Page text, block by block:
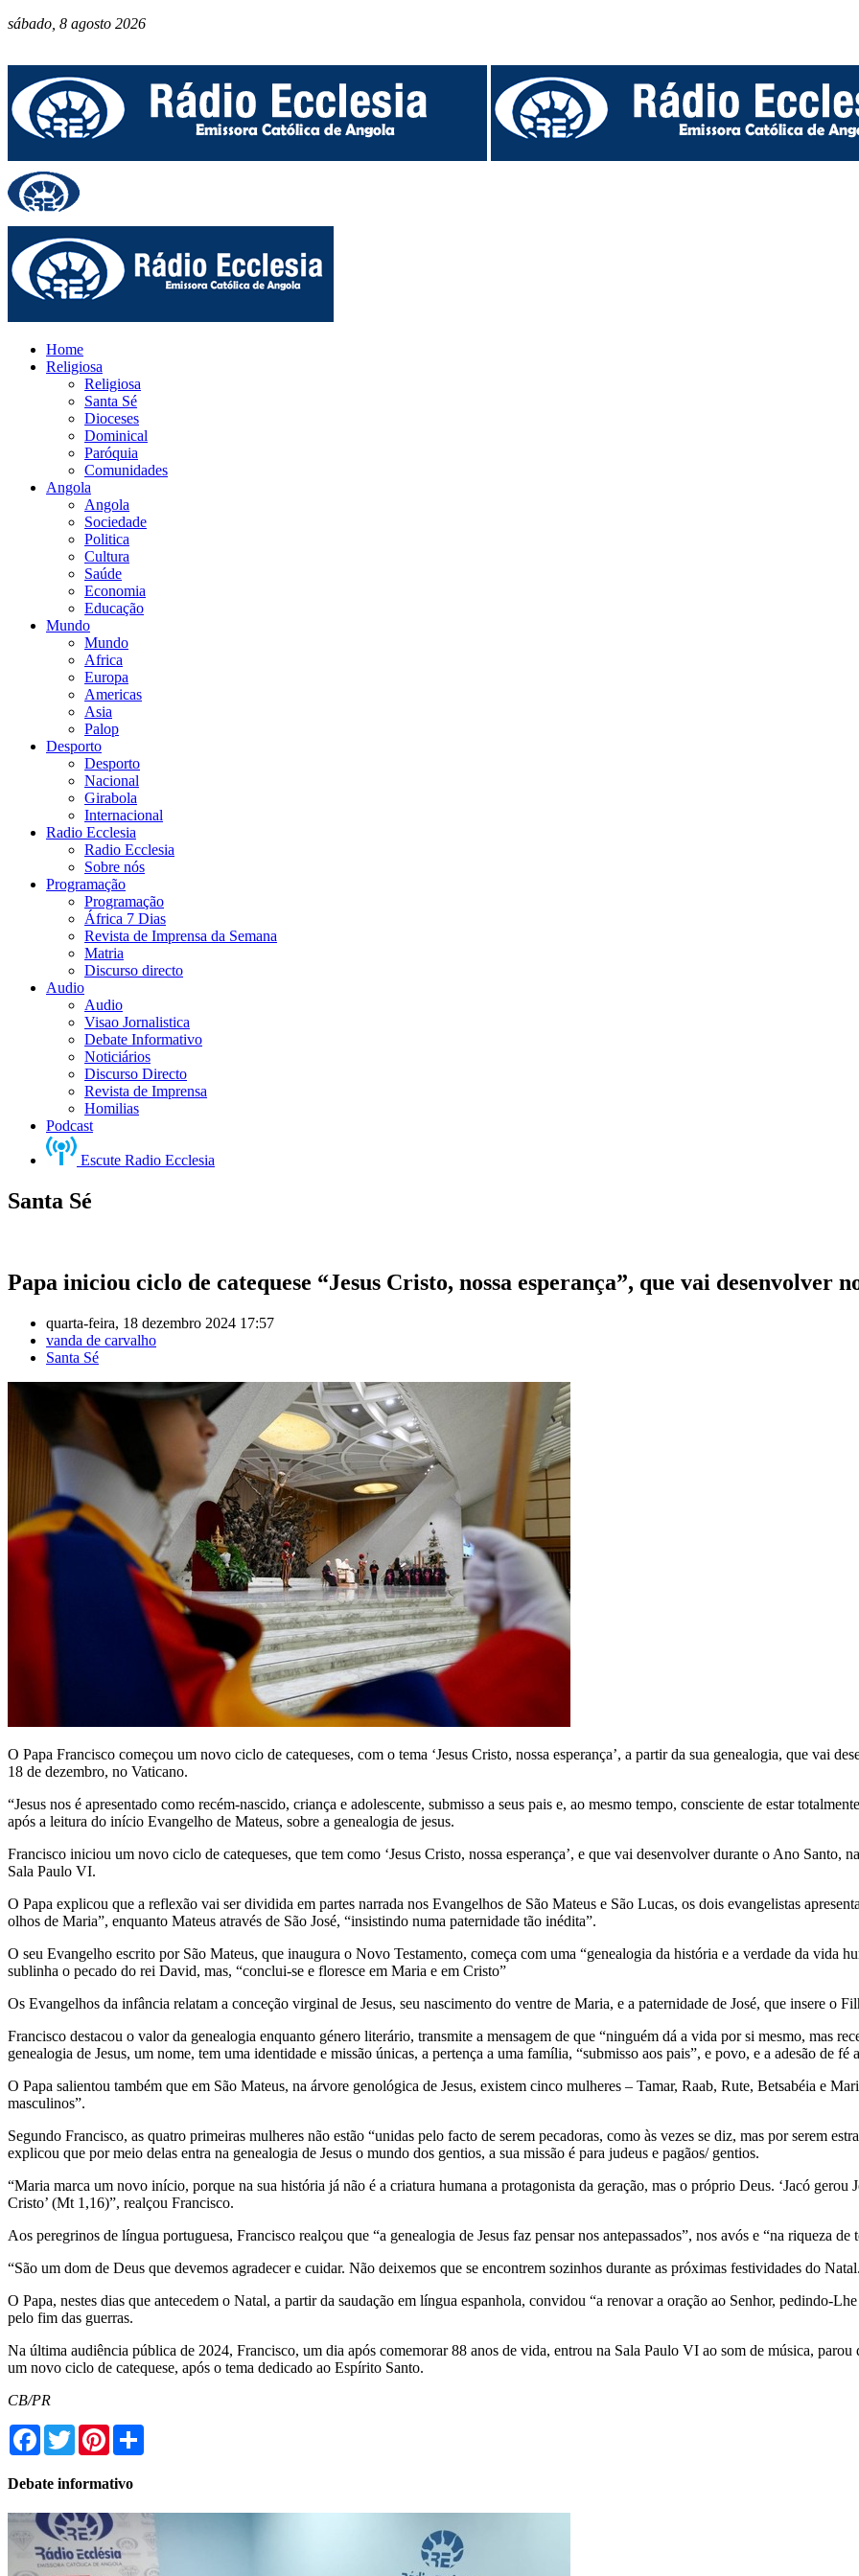
sábado, 8 agosto 2026
Home
Religiosa
Religiosa
Santa Sé
Dioceses
Dominical
Paróquia
Comunidades
Angola
Angola
Sociedade
Politica
Cultura
Saúde
Economia
Educação
Mundo
Mundo
Africa
Europa
Americas
Asia
Palop
Desporto
Desporto
Nacional
Girabola
Internacional
Radio Ecclesia
Radio Ecclesia
Sobre nós
Programação
Programação
África 7 Dias
Revista de Imprensa da Semana
Matria
Discurso directo
Audio
Audio
Visao Jornalistica
Debate Informativo
Noticiários
Discurso Directo
Revista de Imprensa
Homilias
Podcast
Escute Radio Ecclesia
Santa Sé
Papa iniciou ciclo de catequese “Jesus Cristo, nossa esperança”, que vai desenvolver
quarta-feira, 18 dezembro 2024 17:57
vanda de carvalho
Santa Sé
O Papa Francisco começou um novo ciclo de catequeses, com o tema ‘Jesus Cristo, nossa esperança’, a partir da sua genealogia, que vai
18 de dezembro, no Vaticano.
“Jesus nos é apresentado como recém-nascido, criança e adolescente, submisso a seus pais e, ao mesmo tempo, consciente de estar
após a leitura do início Evangelho de Mateus, sobre a genealogia de jesus.
Francisco iniciou um novo ciclo de catequeses, que tem como ‘Jesus Cristo, nossa esperança’, e que vai desenvolver durante o Ano Santo,
Sala Paulo VI.
O Papa explicou que a reflexão vai ser dividida em partes narrada nos Evangelhos de São Mateus e São Lucas, os dois evangelistas
olhos de Maria”, enquanto Mateus através de São José, “insistindo numa paternidade tão inédita”.
O seu Evangelho escrito por São Mateus, que inaugura o Novo Testamento, começa com uma “genealogia da história e a verdade da vida
sublinha o pecado do rei David, mas, “conclui-se e floresce em Maria e em Cristo”
Os Evangelhos da infância relatam a conceção virginal de Jesus, seu nascimento do ventre de Maria, e a paternidade de José, que insere o
Francisco destacou o valor da genealogia enquanto género literário, transmite a mensagem de que “ninguém dá a vida por si mesmo, mas
genealogia de Jesus, um nome, tem uma identidade e missão únicas, a pertença a uma família, “submisso aos pais”, e povo, e a adesão de fé
O Papa salientou também que em São Mateus, na árvore genológica de Jesus, existem cinco mulheres – Tamar, Raab, Rute, Betsabéia e
masculinos”.
Segundo Francisco, as quatro primeiras mulheres não estão “unidas pelo facto de serem pecadoras, como às vezes se diz, mas por serem
explicou que por meio delas entra na genealogia de Jesus o mundo dos gentios, a sua missão é para judeus e pagãos/ gentios.
“Maria marca um novo início, porque na sua história já não é a criatura humana a protagonista da geração, mas o próprio Deus. ‘Jacó gerou
Cristo’ (Mt 1,16)”, realçou Francisco.
Aos peregrinos de língua portuguesa, Francisco realçou que “a genealogia de Jesus faz pensar nos antepassados”, nos avós e “na riqueza de
“São um dom de Deus que devemos agradecer e cuidar. Não deixemos que se encontrem sozinhos durante as próximas festividades do
O Papa, nestes dias que antecedem o Natal, a partir da saudação em língua espanhola, convidou “a renovar a oração ao Senhor, pedindo-
pelo fim das guerras.
Na última audiência pública de 2024, Francisco, um dia após comemorar 88 anos de vida, entrou na Sala Paulo VI ao som de música,
um novo ciclo de catequese, após o tema dedicado ao Espírito Santo.
CB/PR
Facebook
TwitterPinterest
Debate informativo